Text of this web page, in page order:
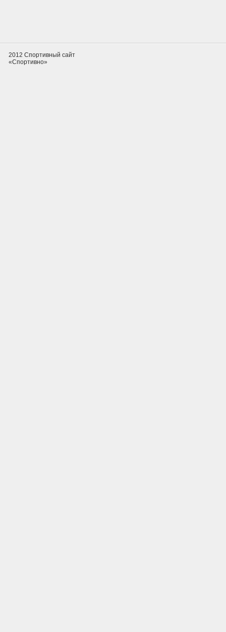
2012 Спортивный сайт
«Спортивно»